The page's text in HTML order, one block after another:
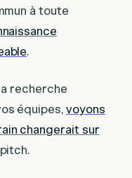
à toute
.
recherche
équipes,voyons
changerait sur